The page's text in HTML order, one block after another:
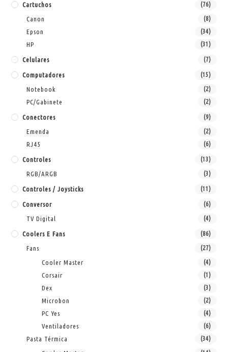
Cartuchos (76)
Canon (8)
Epson (34)
HP (31)
Celulares (7)
Computadores (15)
Notebook (2)
PC/Gabinete (2)
Conectores (9)
Emenda (2)
RJ45 (6)
Controles (13)
RGB/ARGB (3)
Controles / Joysticks (11)
Conversor (6)
TV Digital (4)
Coolers E Fans (86)
Fans (27)
Cooler Master (4)
Corsair (1)
Dex (3)
Microbon (2)
PC Yes (4)
Ventiladores (6)
Pasta Térmica (34)